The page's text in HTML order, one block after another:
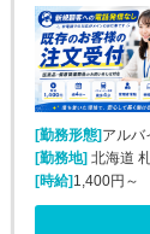
[勤務形態] アルバ
[勤務地] 北海道
[時給] 1,400円～